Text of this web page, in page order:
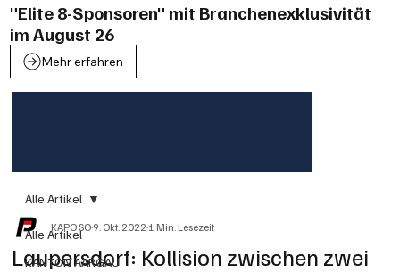
"Elite 8-Sponsoren" mit Branchenexklusivität
im August 26
Mehr erfahren
Alle Artikel
KANTON AARGAU
Alle Artikel
Laupersdorf: Kollision zwischen zwei
KAPO SO9. Okt. 20221 Min. Lesezeit